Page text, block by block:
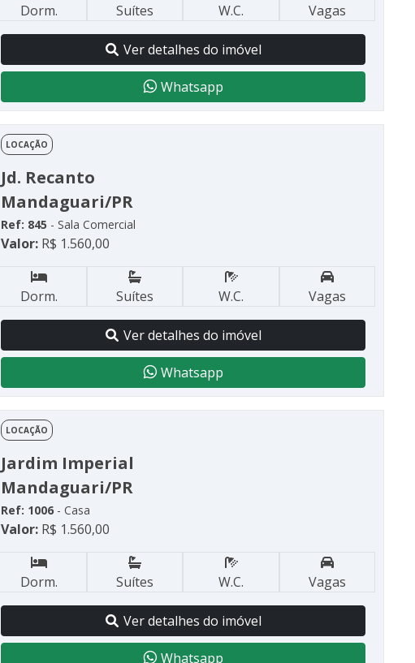
Dorm. Suítes W.C. Vagas
Ver detalhes do imóvel
Whatsapp
LOCAÇÃO
Jd. Recanto
Mandaguari/PR
Ref: 845 - Sala Comercial
Valor:R$ 1.560,00
Dorm. Suítes W.C. Vagas
Ver detalhes do imóvel
Whatsapp
LOCAÇÃO
Jardim Imperial
Mandaguari/PR
Ref: 1006- Casa
Valor:R$ 1.560,00
Dorm. Suítes W.C. Vagas
Ver detalhes do imóvel
Whatsapp